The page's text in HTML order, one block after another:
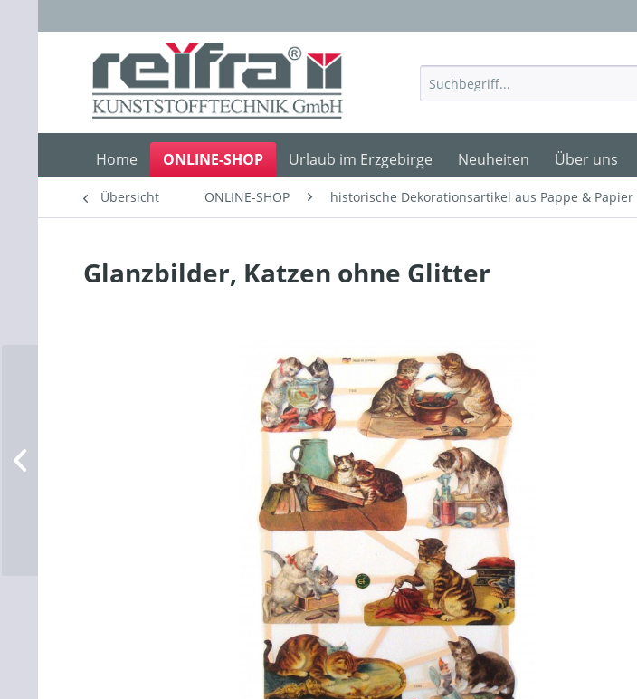
Home ONLINE-SHOP Urlaub im Erzgebirge Neuheiten Über uns
Übersicht ONLINE-SHOP historische Dekorationsartikel aus Pappe & Papier
Glanzbilder, Katzen ohne Glitter